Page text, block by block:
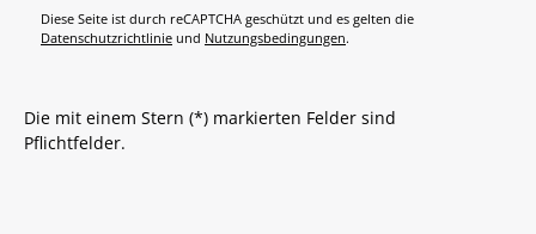
Diese Seite ist durch reCAPTCHA geschützt und es gelten die
Datenschutzrichtlinie und Nutzungsbedingungen.
Die mit einem Stern (*) markierten Felder sind
Pflichtfelder.